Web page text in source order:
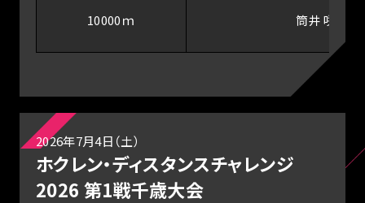
10000ｍ 筒井 咲帆
2026年7月4日（土）
ホクレン・ディスタンスチャレンジ
2026 第1戦千歳大会